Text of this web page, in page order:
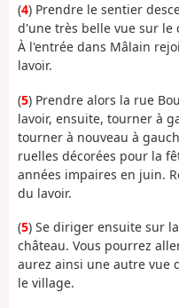
(4) Prendre le sentier
d'une très belle vue sur le
À l'entrée dans Mâlain
lavoir.
(5) Prendre alors la rue
lavoir, ensuite, tourner à
tourner à nouveau à
ruelles décorées pour la
années impaires en juin.
du lavoir.
(5) Se diriger ensuite sur
château. Vous pourrez
aurez ainsi une autre vue
le village.